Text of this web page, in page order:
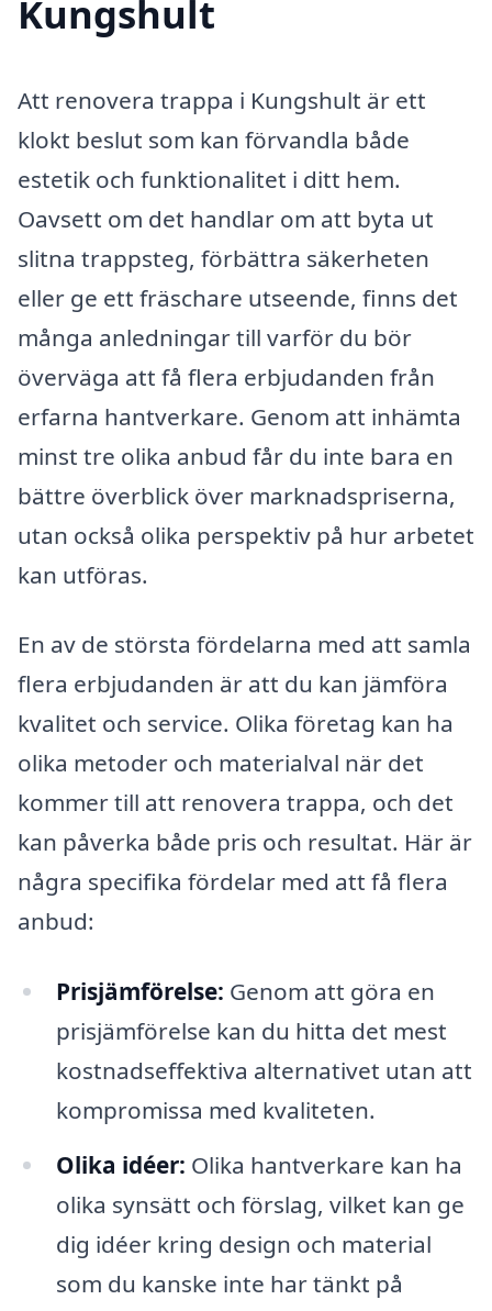
Kungshult
Att renovera trappa i Kungshult är ett
klokt beslut som kan förvandla både
estetik och funktionalitet i ditt hem.
Oavsett om det handlar om att byta ut
slitna trappsteg, förbättra säkerheten
eller ge ett fräschare utseende, finns det
många anledningar till varför du bör
överväga att få flera erbjudanden från
erfarna hantverkare. Genom att inhämta
minst tre olika anbud får du inte bara en
bättre överblick över marknadspriserna,
utan också olika perspektiv på hur arbetet
kan utföras.
En av de största fördelarna med att samla
flera erbjudanden är att du kan jämföra
kvalitet och service. Olika företag kan ha
olika metoder och materialval när det
kommer till att renovera trappa, och det
kan påverka både pris och resultat. Här är
några specifika fördelar med att få flera
anbud:
Prisjämförelse: Genom att göra en
prisjämförelse kan du hitta det mest
kostnadseffektiva alternativet utan att
kompromissa med kvaliteten.
Olika idéer: Olika hantverkare kan ha
olika synsätt och förslag, vilket kan ge
dig idéer kring design och material
som du kanske inte har tänkt på